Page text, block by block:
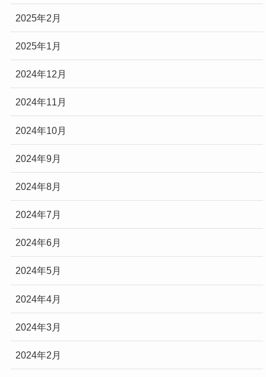
2025年2月
2025年1月
2024年12月
2024年11月
2024年10月
2024年9月
2024年8月
2024年7月
2024年6月
2024年5月
2024年4月
2024年3月
2024年2月